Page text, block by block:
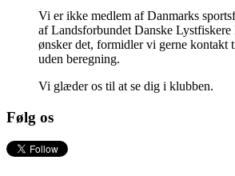
Vi er ikke medlem af Danmarks
af Landsforbundet Danske
ønsker det, formidler vi gerne kontakt
uden beregning.
Vi glæder os til at se dig i klubben.
Følg os